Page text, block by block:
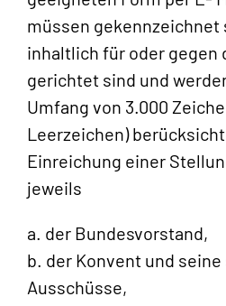
müssen gekennzeichnet
inhaltlich für oder gegen
gerichtet sind und
Umfang von 3.000
Leerzeichen)
Einreichung einer
jeweils
a. der Bundesvorstand,
b. der Konvent und
Ausschüsse,